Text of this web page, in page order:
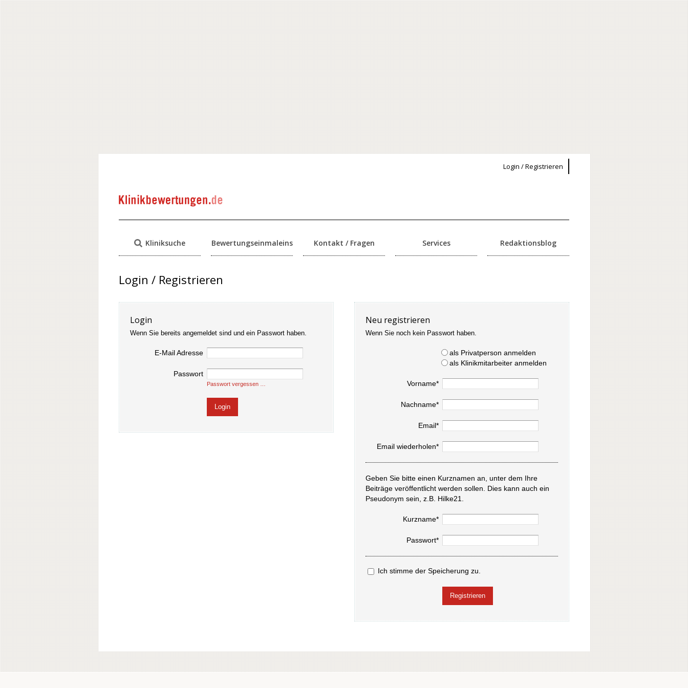
Login / Registrieren
Kliniksuche Bewertungseinmaleins Kontakt / Fragen Services Redaktionsblog
Login / Registrieren
Login
Wenn Sie bereits angemeldet sind und ein Passwort haben.
E-Mail Adresse
Passwort
Passwort vergessen …
Neu registrieren
Wenn Sie noch kein Passwort haben.
als Privatperson anmelden
als Klinikmitarbeiter anmelden
Vorname*
Nachname*
Email*
Email wiederholen*
Geben Sie bitte einen Kurznamen an, unter dem Ihre
Beiträge veröffentlicht werden sollen. Dies kann auch ein
Pseudonym sein, z.B. Hilke21.
Kurzname*
Passwort*
Ich stimme der Speicherung zu.